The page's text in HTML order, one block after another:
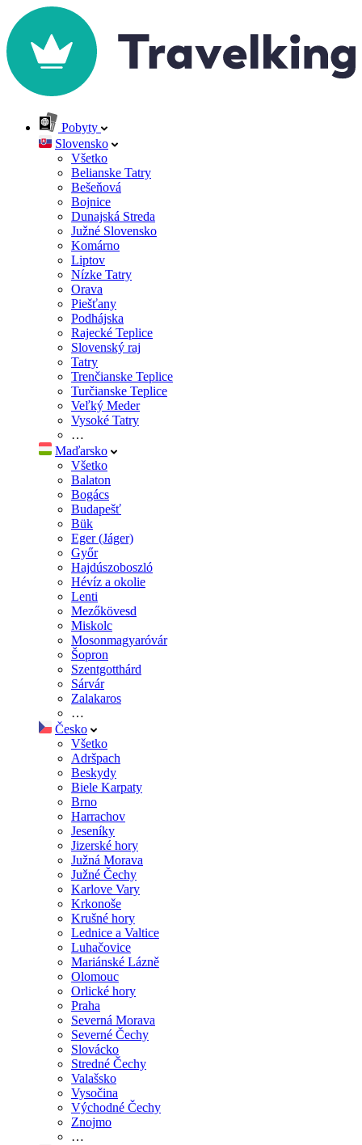
Pobyty
Slovensko
Všetko
Belianske Tatry
Bešeňová
Bojnice
Dunajská Streda
Južné Slovensko
Komárno
Liptov
Nízke Tatry
Orava
Piešťany
Podhájska
Rajecké Teplice
Slovenský raj
Tatry
Trenčianske Teplice
Turčianske Teplice
Veľký Meder
Vysoké Tatry
…
Maďarsko
Všetko
Balaton
Bogács
Budapešť
Bük
Eger (Jáger)
Győr
Hajdúszoboszló
Hévíz a okolie
Lenti
Mezőkövesd
Miskolc
Mosonmagyaróvár
Šopron
Szentgotthárd
Sárvár
Zalakaros
…
Česko
Všetko
Adršpach
Beskydy
Biele Karpaty
Brno
Harrachov
Jeseníky
Jizerské hory
Južná Morava
Južné Čechy
Karlove Vary
Krkonoše
Krušné hory
Lednice a Valtice
Luhačovice
Mariánské Lázně
Olomouc
Orlické hory
Praha
Severná Morava
Severné Čechy
Slovácko
Stredné Čechy
Valašsko
Vysočina
Východné Čechy
Znojmo
…